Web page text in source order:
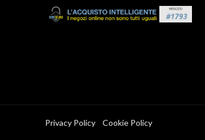
Privacy Policy Cookie Policy